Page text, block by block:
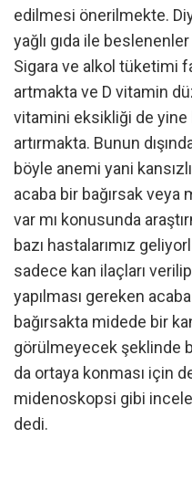
edilmesi önerilmekte.
yağlı gıda ile
Sigara ve alkol tüketimi
artmakta ve D vitamin
vitamini eksikliği de
artırmakta. Bunun
böyle anemi yani
acaba bir bağırsak veya
var mı konusunda
bazı hastalarımız
sadece kan ilaçları
yapılması gereken
bağırsakta midede bir
görülmeyecek şeklinde
da ortaya konması için
midenoskopsi gibi
dedi.